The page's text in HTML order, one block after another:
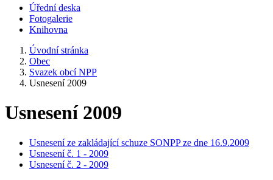
Úřední deska
Fotogalerie
Knihovna
Úvodní stránka
Obec
Svazek obcí NPP
Usnesení 2009
Usnesení 2009
Usnesení ze zakládající schuze SONPP ze dne 16.9.2009
Usnesení č. 1 - 2009
Usnesení č. 2 - 2009